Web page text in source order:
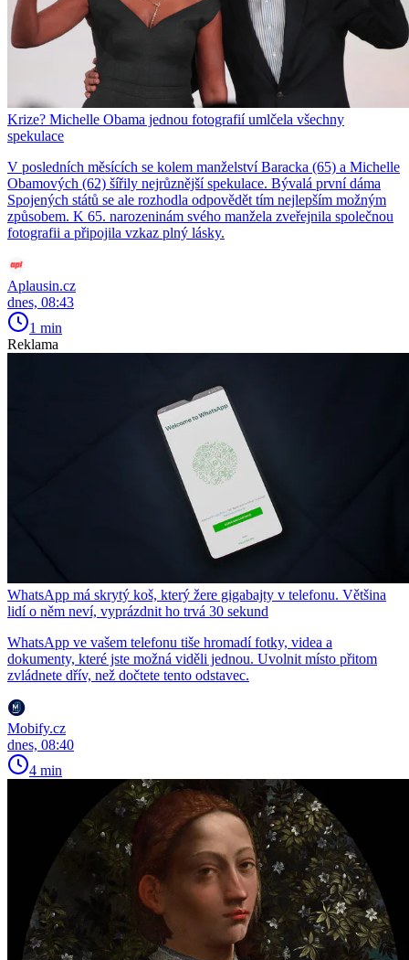
Krize? Michelle Obama jednou fotografií umlčela všechny
spekulace
V posledních měsících se kolem manželství Baracka (65) a Michelle
Obamových (62) šířily nejrůznější spekulace. Bývalá první dáma
Spojených států se ale rozhodla odpovědět tím nejlepším možným
způsobem. K 65. narozeninám svého manžela zveřejnila společnou
fotografii a připojila vzkaz plný lásky.
Aplausin.cz
dnes, 08:43
1 min
Reklama
WhatsApp má skrytý koš, který žere gigabajty v telefonu. Většina
lidí o něm neví, vyprázdnit ho trvá 30 sekund
WhatsApp ve vašem telefonu tiše hromadí fotky, videa a
dokumenty, které jste možná viděli jednou. Uvolnit místo přitom
zvládnete dřív, než dočtete tento odstavec.
Mobify.cz
dnes, 08:40
4 min